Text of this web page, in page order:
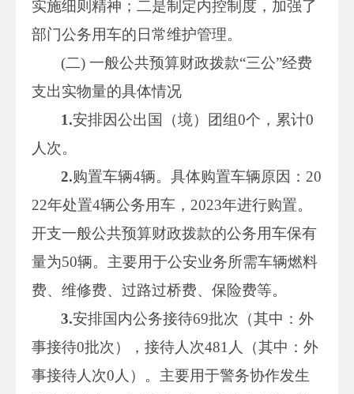
实施细则精神；二是制定内控制度，加强了
部门公务用车的日常维护管理。
(二) 一般公共预算财政拨款“三公”经费
支出实物量的具体情况
1.安排因公出国（境）团组0个，累计0
人次。
2.购置车辆4辆。具体购置车辆原因：20
22年处置4辆公务用车，2023年进行购置。
开支一般公共预算财政拨款的公务用车保有
量为50辆。主要用于公安业务所需车辆燃料
费、维修费、过路过桥费、保险费等。
3.安排国内公务接待69批次（其中：外
事接待0批次），接待人次481人（其中：外
事接待人次0人）。主要用于警务协作发生